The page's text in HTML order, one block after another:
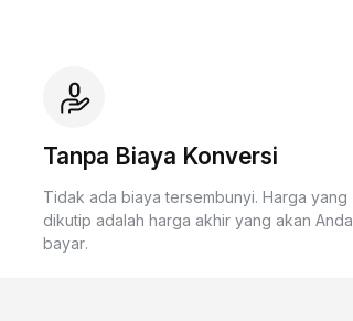
Tanpa Biaya Konversi
Tidak ada biaya tersembunyi. Harga yang
dikutip adalah harga akhir yang akan Anda
bayar.